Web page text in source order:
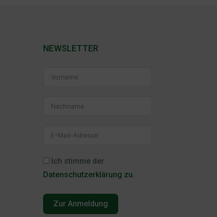
NEWSLETTER
Ich stimme der
Datenschutzerklärung zu.
Zur Anmeldung